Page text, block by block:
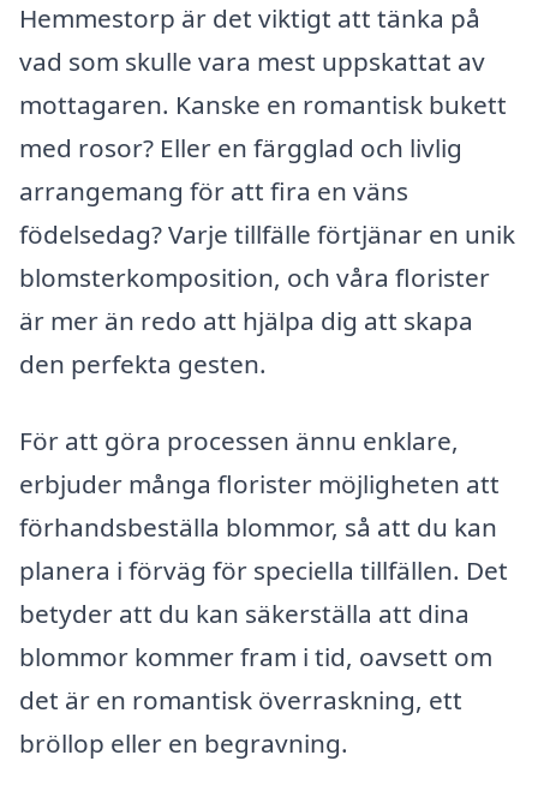
Hemmestorp är det viktigt att tänka på
vad som skulle vara mest uppskattat av
mottagaren. Kanske en romantisk bukett
med rosor? Eller en färgglad och livlig
arrangemang för att fira en väns
födelsedag? Varje tillfälle förtjänar en unik
blomsterkomposition, och våra florister
är mer än redo att hjälpa dig att skapa
den perfekta gesten.
För att göra processen ännu enklare,
erbjuder många florister möjligheten att
förhandsbeställa blommor, så att du kan
planera i förväg för speciella tillfällen. Det
betyder att du kan säkerställa att dina
blommor kommer fram i tid, oavsett om
det är en romantisk överraskning, ett
bröllop eller en begravning.